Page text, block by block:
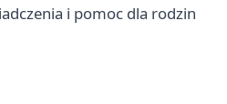
i pomoc dla rodzin